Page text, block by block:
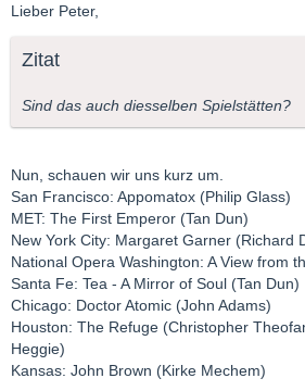
Lieber Peter,
Zitat
Sind das auch diesselben Spielstätten?
Nun, schauen wir uns kurz um.
San Francisco: Appomatox (Philip Glass)
MET: The First Emperor (Tan Dun)
New York City: Margaret Garner (Richard
National Opera Washington: A View from
Santa Fe: Tea - A Mirror of Soul (Tan Dun)
Chicago: Doctor Atomic (John Adams)
Houston: The Refuge (Christopher
Heggie)
Kansas: John Brown (Kirke Mechem)